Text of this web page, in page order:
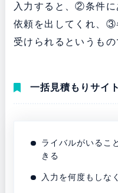
入力すると、②条件に
依頼を出してくれ、③
受けられるというもの
一括見積もりサイ
ライバルがいるこ
きる
入力を何度もしな